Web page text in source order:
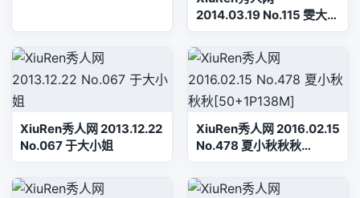
2014.03.19 No.115 雯大王
susie [79P]
XiuRen秀人网 2013.12.22
No.067 于大小姐
XiuRen秀人网 2016.02.15
No.478 夏小秋秋秋
[50+1P138M]